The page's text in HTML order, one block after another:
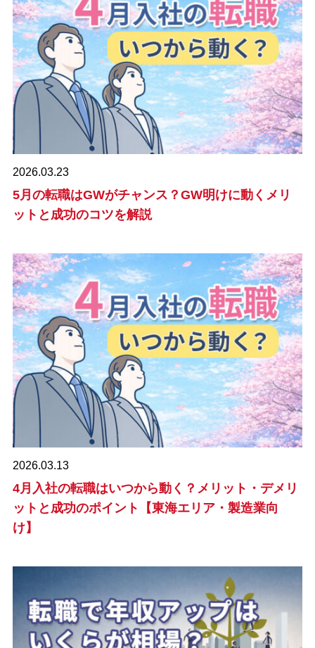
2026.03.23
5月の転職はGWがチャンス？GW明けに動くメリ
ットと成功のコツを解説
2026.03.13
4月入社の転職はいつから動く？メリット・デメリ
ットと成功のポイント【東海エリア・製造業向
け】